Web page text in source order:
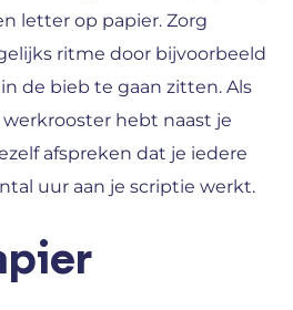
letter op papier. Zorg
ritme door bijvoorbeeld
de bieb te gaan zitten. Als
hebt naast je
afspreken dat je iedere
uur aan je scriptie werkt.